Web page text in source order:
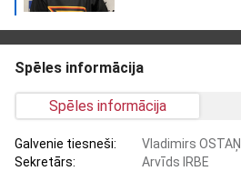
Spēles informācija
Spēles informācija
Galvenie tiesneši:
Vladimirs
Sekretārs:
Arvīds IRBE